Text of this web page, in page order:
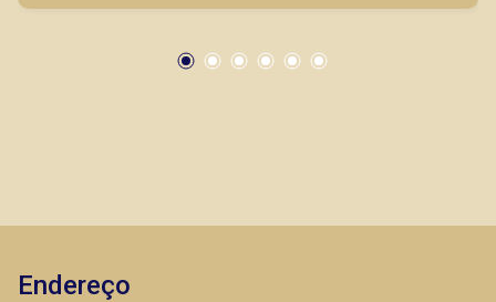
imóveis prontos, usados ou mesmo nos
Endereço